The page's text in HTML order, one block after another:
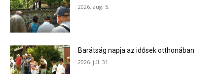
2026. aug. 5.
Barátság napja az idősek otthonában
2026. júl. 31.